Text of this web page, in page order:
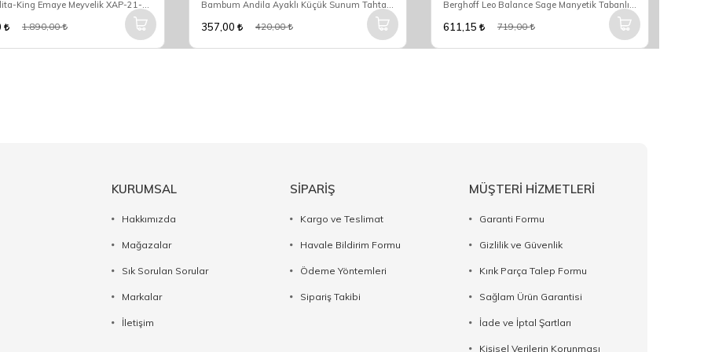
Acar Qualita-King Emaye Meyvelik XAP-21-0519
1.890,00
Bambum Andila Ayaklı Küçük Sunum Tahtası B1622
357,00 420,00
Berghoff Leo Balance Sage Manyetik Tabanlı Mantar Tencere Altlığı 3950533
611,15 719,00
KURUMSAL
Hakkımızda
Mağazalar
Sık Sorulan Sorular
Markalar
İletişim
SİPARİŞ
Kargo ve Teslimat
Havale Bildirim Formu
Ödeme Yöntemleri
Sipariş Takibi
MÜŞTERİ HİZMETLERİ
Garanti Formu
Gizlilik ve Güvenlik
Kırık Parça Talep Formu
Sağlam Ürün Garantisi
İade ve İptal Şartları
Kişisel Verilerin Korunması